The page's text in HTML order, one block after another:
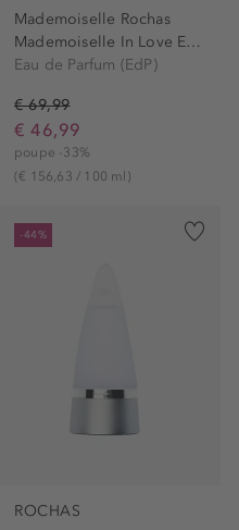
Mademoiselle Rochas
Mademoiselle In Love Eau de...
Eau de Parfum (EdP)
€ 69,99
€ 46,99
poupe -33%
(€ 156,63 / 100 ml)
-44%
ROCHAS